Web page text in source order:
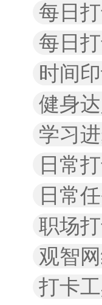
每日
每日
时间
健身
学习
日常
日常
职场
观智
打卡